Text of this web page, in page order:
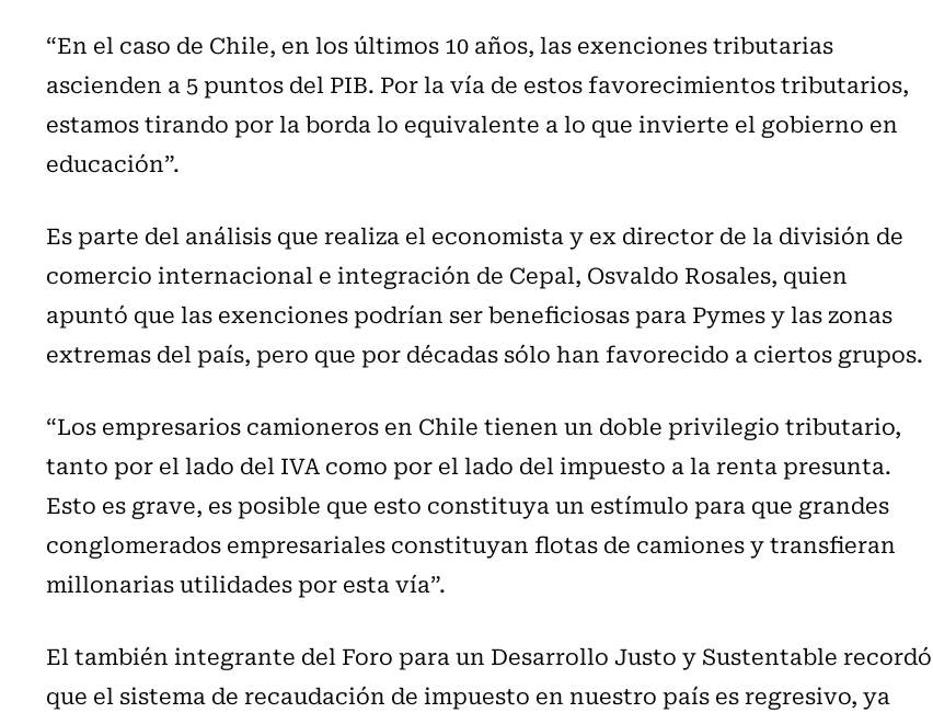
“En el caso de Chile, en los últimos 10 años, las exenciones tributarias
ascienden a 5 puntos del PIB. Por la vía de estos favorecimientos tributarios,
estamos tirando por la borda lo equivalente a lo que invierte el gobierno en
educación”.
Es parte del análisis que realiza el economista y ex director de la división de
comercio internacional e integración de Cepal, Osvaldo Rosales, quien
apuntó que las exenciones podrían ser beneficiosas para Pymes y las zonas
extremas del país, pero que por décadas sólo han favorecido a ciertos grupos.
“Los empresarios camioneros en Chile tienen un doble privilegio tributario,
tanto por el lado del IVA como por el lado del impuesto a la renta presunta.
Esto es grave, es posible que esto constituya un estímulo para que grandes
conglomerados empresariales constituyan flotas de camiones y transfieran
millonarias utilidades por esta vía”.
El también integrante del Foro para un Desarrollo Justo y Sustentable recordó
que el sistema de recaudación de impuesto en nuestro país es regresivo, ya